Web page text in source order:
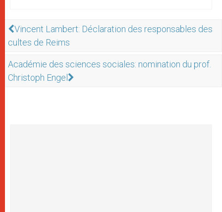
Vincent Lambert: Déclaration des responsables des
cultes de Reims
Académie des sciences sociales: nomination du prof.
Christoph Engel